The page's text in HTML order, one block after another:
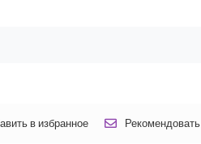
в избранное Рекомендовать